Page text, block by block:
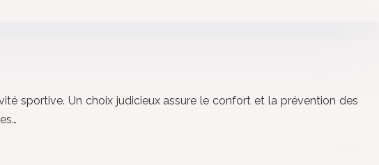
sportive. Un choix judicieux assure le confort et la prévention des